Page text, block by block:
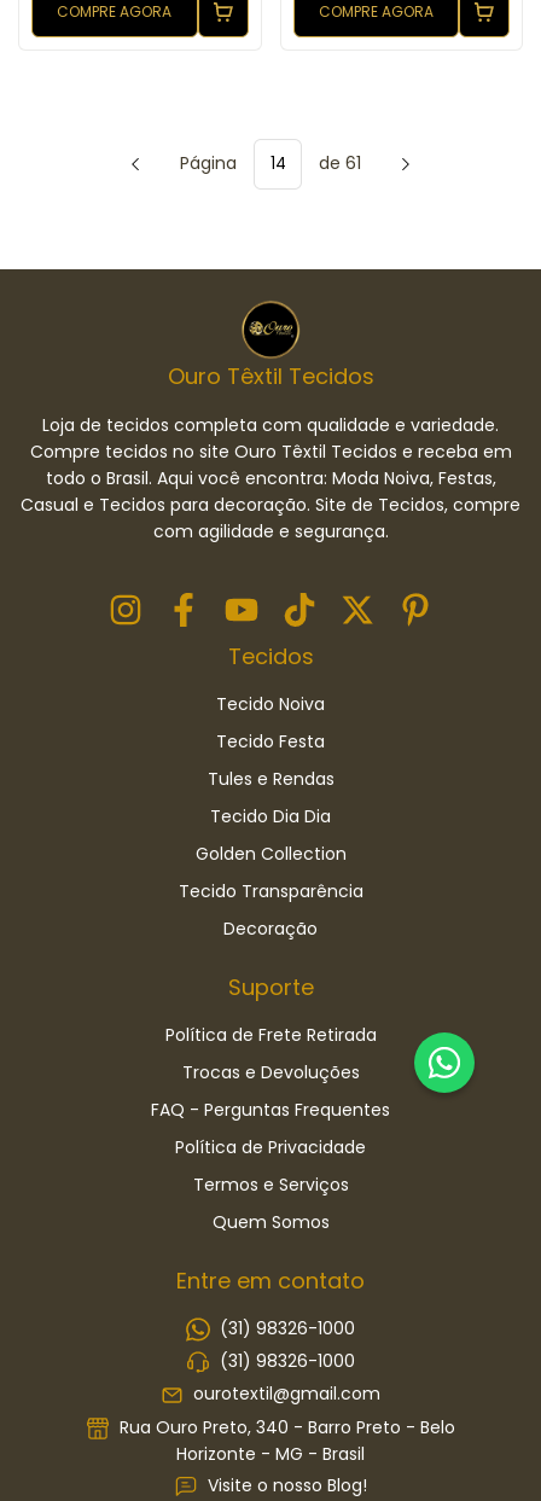
COMPRE AGORA COMPRE AGORA
Página de 61
Ouro Têxtil Tecidos
Loja de tecidos completa com qualidade e variedade.
Compre tecidos no site Ouro Têxtil Tecidos e receba em
todo o Brasil. Aqui você encontra: Moda Noiva, Festas,
Casual e Tecidos para decoração. Site de Tecidos, compre
com agilidade e segurança.
Tecidos
Tecido Noiva
Tecido Festa
Tules e Rendas
Tecido Dia Dia
Golden Collection
Tecido Transparência
Decoração
Suporte
Política de Frete Retirada
Trocas e Devoluções
FAQ - Perguntas Frequentes
Política de Privacidade
Termos e Serviços
Quem Somos
Entre em contato
(31) 98326-1000
(31) 98326-1000
ourotextil@gmail.com
Rua Ouro Preto, 340 - Barro Preto - Belo
Horizonte - MG - Brasil
Visite o nosso Blog!